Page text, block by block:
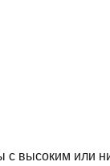
высоким или